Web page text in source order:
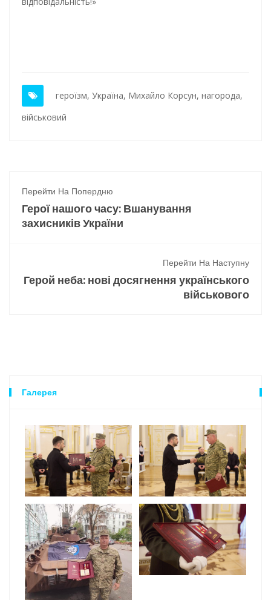
героїзм, Україна, Михайло Корсун, нагорода,
військовий
Перейти На Попердню
Герої нашого часу: Вшанування
захисників України
Перейти На Наступну
Герой неба: нові досягнення українського
військового
Галерея